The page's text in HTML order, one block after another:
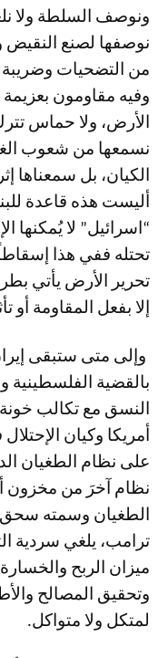
ونوصف السلطة ولا
نوصفها لصنع
من التضحيات
وفيه مقاومون
الأرض، ولا حماس
نسمعها من شعوب
الكيان، بل سمعناها
أليست هذه قاعدة
“اسرائيل” لا
تحتله ففي هذا
تحرير الأرض يأتي
إلا بفعل المقاومة أو
وإلى متى ستبقى
بالقضية الفلسطينية
النسق مع تكالب
أمريكا وكيان
على نظام الطغيان
نظام آخرَ من مخزون
الطغيان وسمته سحق
ترامب، يلغي سردية
ميزان الربح
وتحقيق المصالح
لمتكل ولا متواكل.